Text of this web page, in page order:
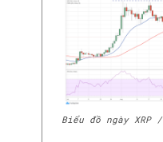
Biểu đồ ngày XRP